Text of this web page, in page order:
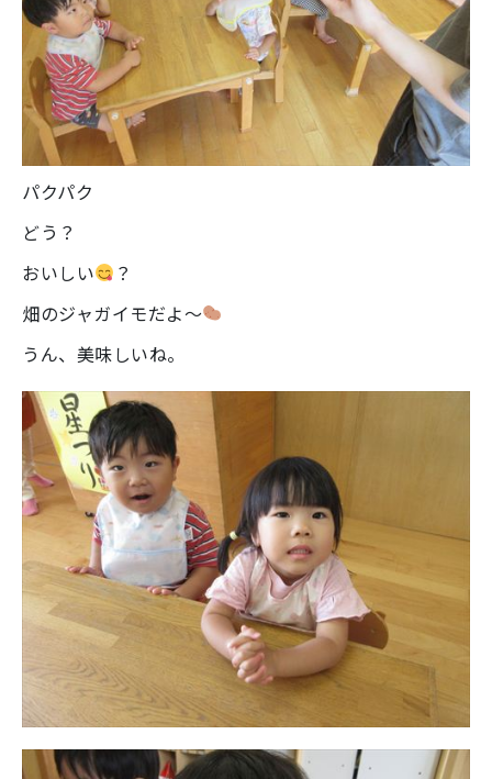
パクパク
どう？
おいしい
？
畑のジャガイモだよ～
うん、美味しいね。